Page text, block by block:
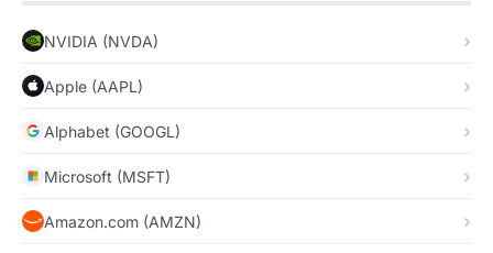
NVIDIA (NVDA)
Apple (AAPL)
Alphabet (GOOGL)
Microsoft (MSFT)
Amazon.com (AMZN)